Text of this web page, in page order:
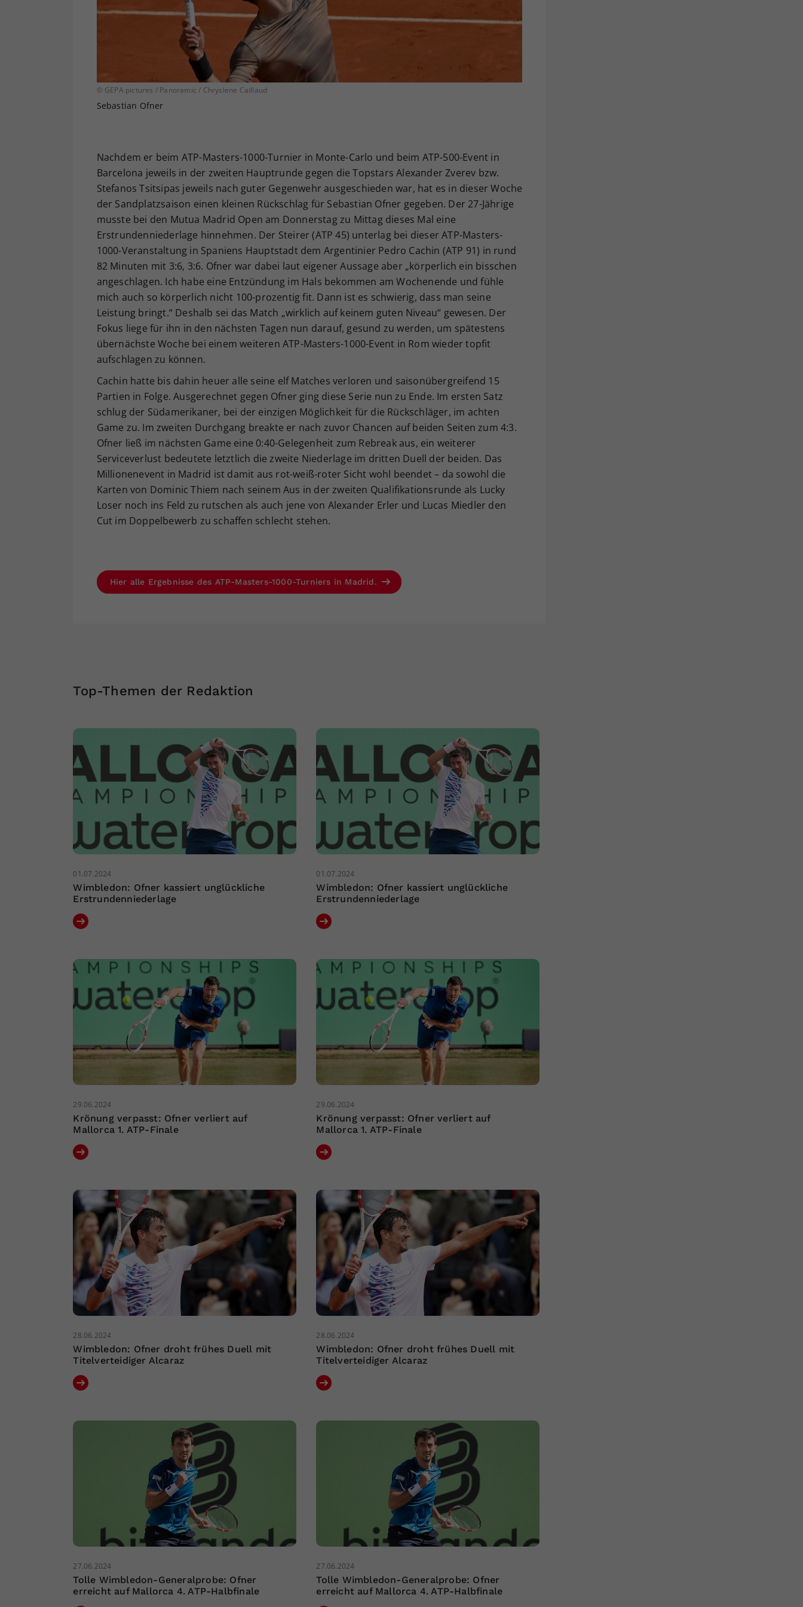
© GEPA pictures / Panoramic / Chryslene Caillaud
Sebastian Ofner
Nachdem er beim ATP-Masters-1000-Turnier in Monte-Carlo und beim ATP-500-Event in
Barcelona jeweils in der zweiten Hauptrunde gegen die Topstars Alexander Zverev bzw.
Stefanos Tsitsipas jeweils nach guter Gegenwehr ausgeschieden war, hat es in dieser Woche
der Sandplatzsaison einen kleinen Rückschlag für Sebastian Ofner gegeben. Der 27-Jährige
musste bei den Mutua Madrid Open am Donnerstag zu Mittag dieses Mal eine
Erstrundenniederlage hinnehmen. Der Steirer (ATP 45) unterlag bei dieser ATP-Masters-
1000-Veranstaltung in Spaniens Hauptstadt dem Argentinier Pedro Cachin (ATP 91) in rund
82 Minuten mit 3:6, 3:6. Ofner war dabei laut eigener Aussage aber „körperlich ein bisschen
angeschlagen. Ich habe eine Entzündung im Hals bekommen am Wochenende und fühle
mich auch so körperlich nicht 100-prozentig fit. Dann ist es schwierig, dass man seine
Leistung bringt.“ Deshalb sei das Match „wirklich auf keinem guten Niveau“ gewesen. Der
Fokus liege für ihn in den nächsten Tagen nun darauf, gesund zu werden, um spätestens
übernächste Woche bei einem weiteren ATP-Masters-1000-Event in Rom wieder topfit
aufschlagen zu können.
Cachin hatte bis dahin heuer alle seine elf Matches verloren und saisonübergreifend 15
Partien in Folge. Ausgerechnet gegen Ofner ging diese Serie nun zu Ende. Im ersten Satz
schlug der Südamerikaner, bei der einzigen Möglichkeit für die Rückschläger, im achten
Game zu. Im zweiten Durchgang breakte er nach zuvor Chancen auf beiden Seiten zum 4:3.
Ofner ließ im nächsten Game eine 0:40-Gelegenheit zum Rebreak aus, ein weiterer
Serviceverlust bedeutete letztlich die zweite Niederlage im dritten Duell der beiden. Das
Millionenevent in Madrid ist damit aus rot-weiß-roter Sicht wohl beendet – da sowohl die
Karten von Dominic Thiem nach seinem Aus in der zweiten Qualifikationsrunde als Lucky
Loser noch ins Feld zu rutschen als auch jene von Alexander Erler und Lucas Miedler den
Cut im Doppelbewerb zu schaffen schlecht stehen.
Hier alle Ergebnisse des ATP-Masters-1000-Turniers in Madrid.
Top-Themen der Redaktion
01.07.2024
Wimbledon: Ofner kassiert unglückliche
Erstrundenniederlage
01.07.2024
Wimbledon: Ofner kassiert unglückliche
Erstrundenniederlage
29.06.2024
Krönung verpasst: Ofner verliert auf
Mallorca 1. ATP-Finale
29.06.2024
Krönung verpasst: Ofner verliert auf
Mallorca 1. ATP-Finale
28.06.2024
Wimbledon: Ofner droht frühes Duell mit
Titelverteidiger Alcaraz
28.06.2024
Wimbledon: Ofner droht frühes Duell mit
Titelverteidiger Alcaraz
27.06.2024
Tolle Wimbledon-Generalprobe: Ofner
erreicht auf Mallorca 4. ATP-Halbfinale
27.06.2024
Tolle Wimbledon-Generalprobe: Ofner
erreicht auf Mallorca 4. ATP-Halbfinale
Ihrer vorgenommen Einstellungen, falls der